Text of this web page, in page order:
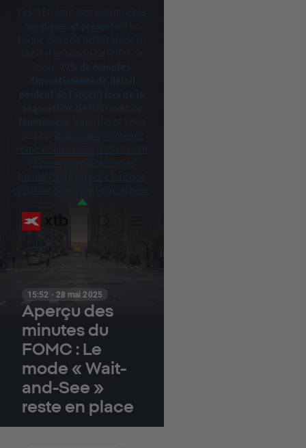
15:52 · 28 mai 2025
Aperçu des
minutes du
FOMC : Le
mode « Wait-
and-See »
reste en place